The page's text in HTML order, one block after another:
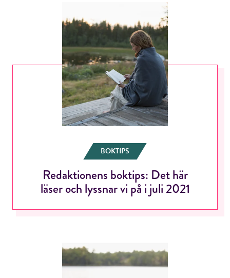
BOKTIPS
Redaktionens boktips: Det här
läser och lyssnar vi på i juli 2021